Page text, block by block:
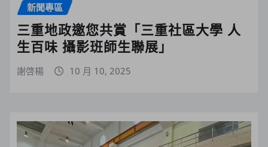
新聞專區
三重地政邀您共賞「三重社區大學 人
生百味 攝影班師生聯展」
謝啓楊 10 月 10, 2025